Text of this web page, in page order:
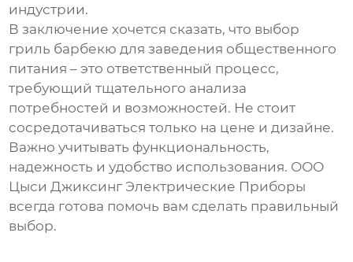
индустрии.
В заключение хочется сказать, что выбор
гриль барбекю для заведения общественного
питания – это ответственный процесс,
требующий тщательного анализа
потребностей и возможностей. Не стоит
сосредотачиваться только на цене и дизайне.
Важно учитывать функциональность,
надежность и удобство использования. ООО
Цыси Джиксинг Электрические Приборы
всегда готова помочь вам сделать правильный
выбор.